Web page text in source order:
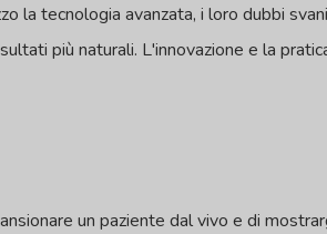
la tecnologia avanzata, i loro dubbi
più naturali. L'innovazione e la
un paziente dal vivo e di